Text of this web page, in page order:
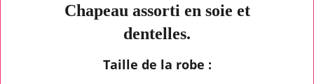
Chapeau assorti en soie et
dentelles.
Taille de la robe :